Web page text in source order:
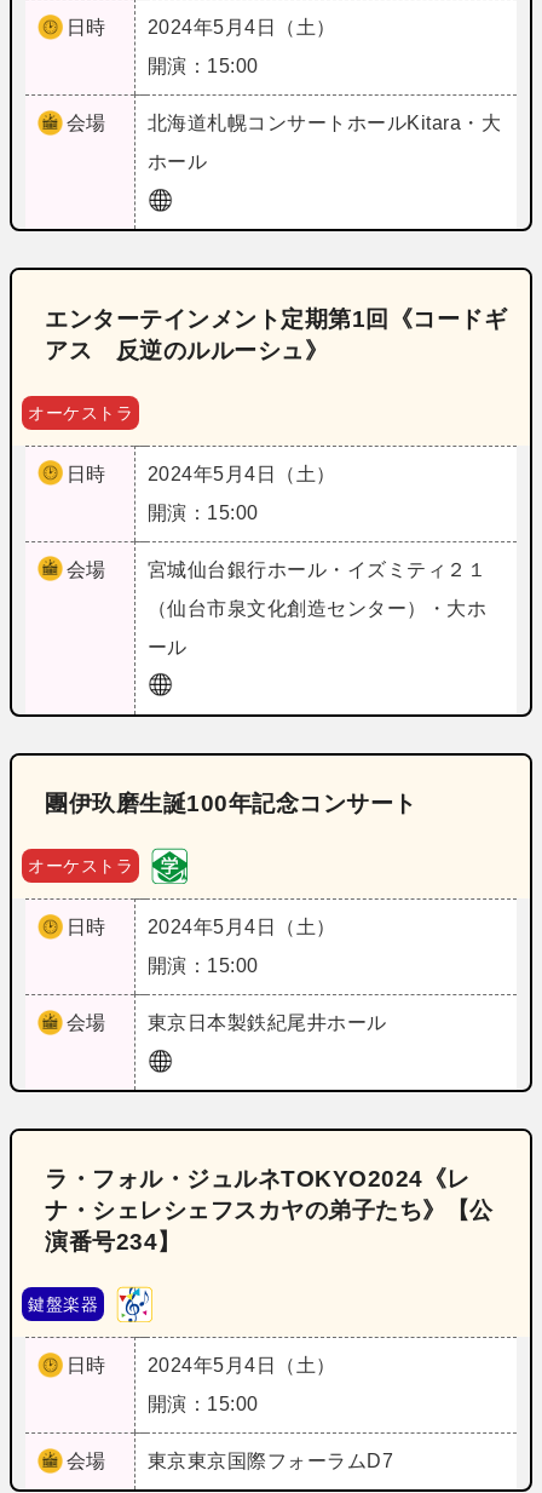
日時
2024年5月4日（土）
開演：15:00
会場 北海道札幌コンサートホールKitara・大
ホール
エンターテインメント定期第1回《コードギ
アス 反逆のルルーシュ》
オーケストラ
日時
2024年5月4日（土）
開演：15:00
会場 宮城仙台銀行ホール・イズミティ２１
（仙台市泉文化創造センター）・大ホ
ール
團伊玖磨生誕100年記念コンサート
オーケストラ
日時
2024年5月4日（土）
開演：15:00
会場 東京 日本製鉄紀尾井ホール
ラ・フォル・ジュルネTOKYO2024《レ
ナ・シェレシェフスカヤの弟子たち》【公
演番号234】
鍵盤楽器
日時
2024年5月4日（土）
開演：15:00
会場 東京東京国際フォーラムD7